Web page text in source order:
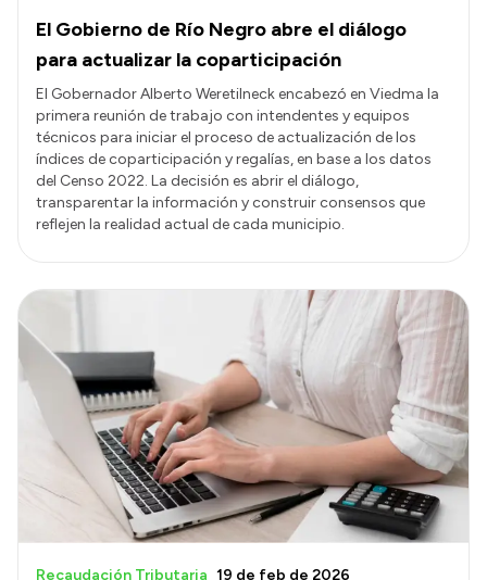
El Gobierno de Río Negro abre el diálogo
para actualizar la coparticipación
El Gobernador Alberto Weretilneck encabezó en Viedma la
primera reunión de trabajo con intendentes y equipos
técnicos para iniciar el proceso de actualización de los
índices de coparticipación y regalías, en base a los datos
del Censo 2022. La decisión es abrir el diálogo,
transparentar la información y construir consensos que
reflejen la realidad actual de cada municipio.
Recaudación Tributaria 19 de feb de 2026